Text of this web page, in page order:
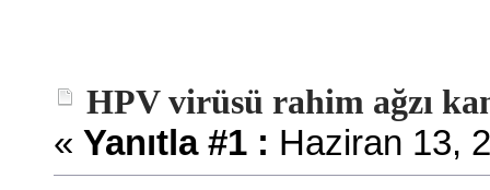
HPV virüsü rahim ağzı
« Yanıtla #1 : Haziran 13,